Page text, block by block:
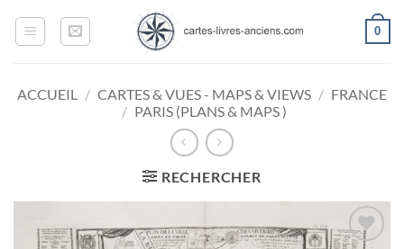
0
ACCUEIL / CARTES & VUES - MAPS & VIEWS / FRANCE
/ PARIS (PLANS & MAPS )
RECHERCHER